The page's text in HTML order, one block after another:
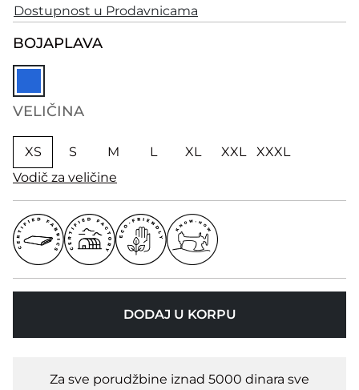
Dostupnost u Prodavnicama
BOJAPLAVA
VELIČINA
XS S M L XL XXL
XXXL
Vodič za veličine
DODAJ U KORPU
Za sve porudžbine iznad 5000 dinara sve